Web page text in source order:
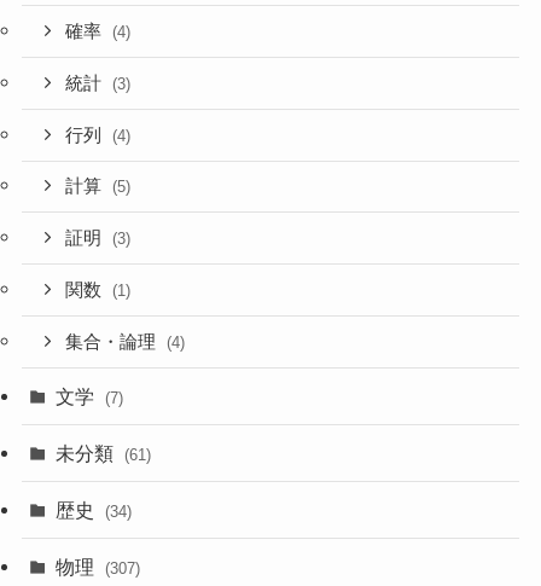
確率 (4)
統計 (3)
行列 (4)
計算 (5)
証明 (3)
関数 (1)
集合・論理 (4)
文学 (7)
未分類 (61)
歴史 (34)
物理 (307)